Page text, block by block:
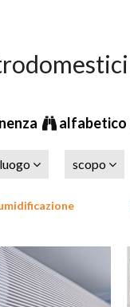
alfabetico
luogo scopo